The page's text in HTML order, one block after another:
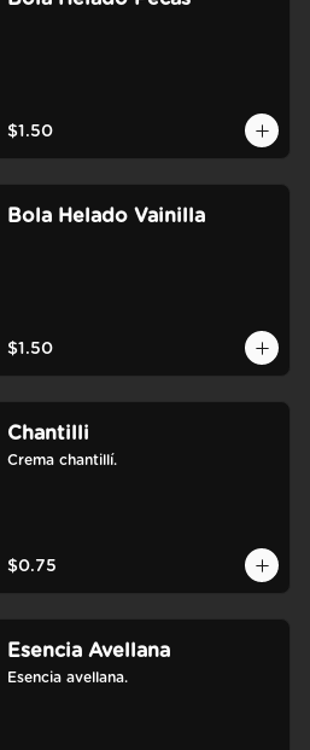
$1.50
Bola Helado Vainilla
$1.50
Chantilli
Crema chantillí.
$0.75
Esencia Avellana
Esencia avellana.